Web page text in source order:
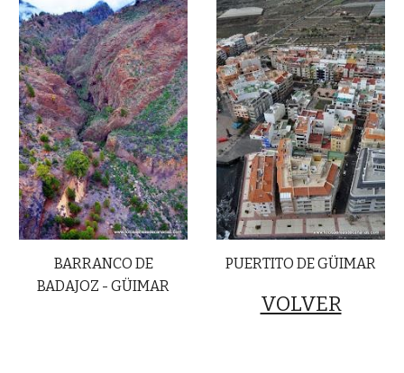
BARRANCO DE
BADAJOZ - GÜIMAR
PUERTITO DE GÜIMAR
VOLVER